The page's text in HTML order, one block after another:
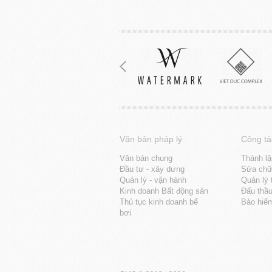
Văn bản pháp lý
Văn bản chung
Đầu tư - xây dưng
Quản lý - vận hành
Kinh doanh Bất động sản
Thủ tục kinh doanh bể
bơi
Công
Thành
Sửa
Quản lý
Đấu
Bảo